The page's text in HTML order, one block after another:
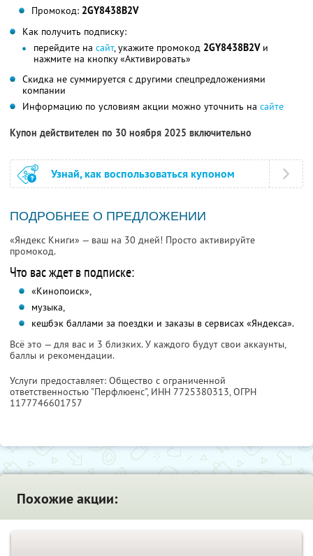
Промокод: 2GY8438B2V
Как получить подписку:
перейдите на сайт, укажите промокод 2GY8438B2Vи
нажмите на кнопку «Активировать»
Скидка не суммируется с другими спецпредложениями
компании
Информацию по условиям акции можно уточнить на сайте
Купон действителен по 30 ноября 2025 включительно
Узнай, как воспользоваться купоном
ПОДРОБНЕЕ О ПРЕДЛОЖЕНИИ
«Яндекс Книги» — ваш на 30 дней! Просто активируйте
промокод.
Что вас ждет в подписке:
«Кинопоиск»,
музыка,
кешбэк баллами за поездки и заказы в сервисах «Яндекса».
Всё это — для вас и 3 близких. У каждого будут свои аккаунты,
баллы и рекомендации.
Услуги предоставляет: Общество с ограниченной
ответственностью "Перфлюенс", ИНН 7725380313, ОГРН
1177746601757
Похожие акции: